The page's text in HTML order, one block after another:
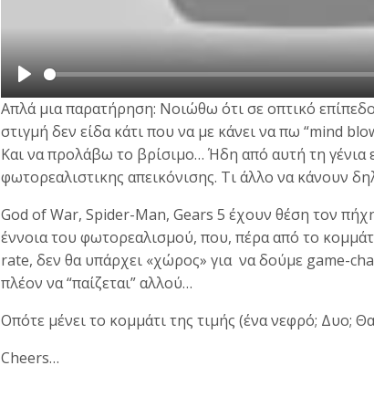
P
l
a
Απλά μια παρατήρηση: Νοιώθω ότι σε οπτικό
στιγμή δεν είδα κάτι που να με κάνει να πω “mind
Και να προλάβω το βρίσιμο… Ήδη από αυτή τη γένια
φωτορεαλιστικης απεικόνισης. Τι άλλο να κάνουν
God of War, Spider-Man, Gears 5 έχουν θέση τον
έννοια του φωτορεαλισμού, που, πέρα από το
rate, δεν θα υπάρχει «χώρος» για να δούμε game-
πλέον να “παίζεται” αλλού…
Οπότε μένει το κομμάτι της τιμής (ένα νεφρό; Δυο;
Cheers…